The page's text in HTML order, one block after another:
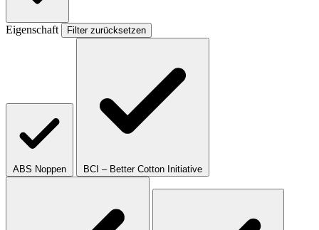
Eigenschaft Filter zurücksetzen
ABS Noppen BCI – Better Cotton Initiative